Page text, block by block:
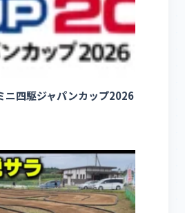
四駆ジャパンカップ2026